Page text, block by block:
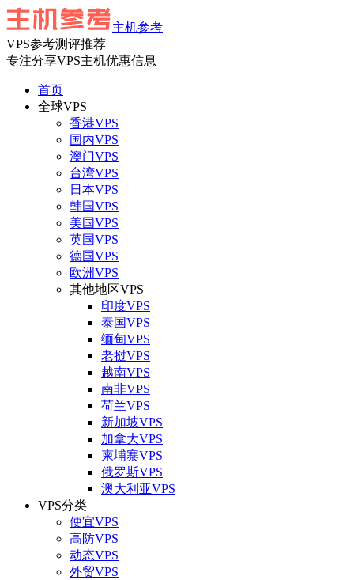
主机参考
VPS参考测评推荐
专注分享VPS主机优惠信息
首页
全球VPS
香港VPS
国内VPS
澳门VPS
台湾VPS
日本VPS
韩国VPS
美国VPS
英国VPS
德国VPS
欧洲VPS
其他地区VPS
印度VPS
泰国VPS
缅甸VPS
老挝VPS
越南VPS
南非VPS
荷兰VPS
新加坡VPS
加拿大VPS
柬埔寨VPS
俄罗斯VPS
澳大利亚VPS
VPS分类
便宜VPS
高防VPS
动态VPS
外贸VPS